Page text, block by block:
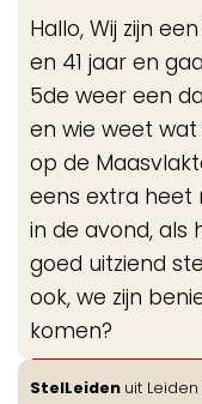
Hallo, Wij zijn
en 41 jaar en
5de weer een
en wie weet
op de
eens extra heet
in de avond, als
goed uitziend
ook, we zijn
komen?
StelLeiden uit Leiden